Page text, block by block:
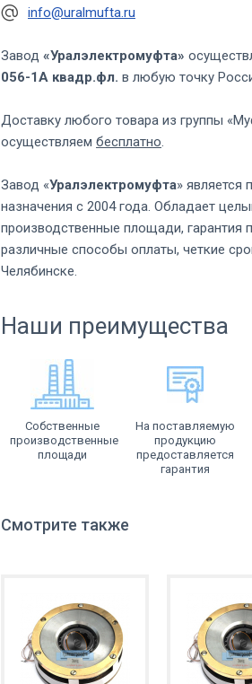
info@uralmufta.ru
Завод «Уралэлектромуфта»
056-1А квадр.фл. в любую точку
Доставку любого товара из группы
осуществляем бесплатно.
Завод «Уралэлектромуфта» является
назначения с 2004 года. Обладает
производственные площади, гарантия
различные способы оплаты, четкие
Челябинске.
Наши преимущества
Собственные
производственные
площади
На поставляемую
продукцию
предоставляется
гарантия
Смотрите также